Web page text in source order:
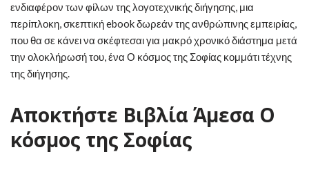
ενδιαφέρον των φίλων της λογοτεχνικής διήγησης, μια
περίπλοκη, σκεπτική ebook δωρεάν της ανθρώπινης εμπειρίας,
που θα σε κάνει να σκέφτεσαι για μακρό χρονικό διάστημα μετά
την ολοκλήρωσή του, ένα Ο κόσμος της Σοφίας κομμάτι τέχνης
της διήγησης.
Αποκτήστε Βιβλία Άμεσα Ο
κόσμος της Σοφίας